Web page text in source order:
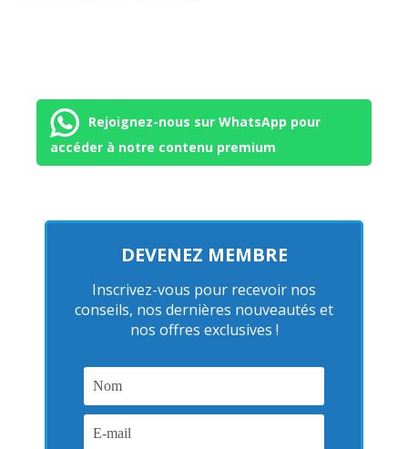
Rejoignez-nous sur WhatsApp pour
accéder à notre contenu premium
DEVENEZ MEMBRE
Inscrivez-vous pour recevoir nos
conseils, nos dernières nouveautés et
nos offres exclusives !